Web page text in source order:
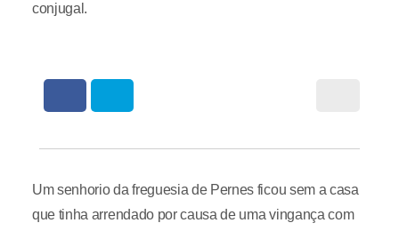
conjugal.
Um senhorio da freguesia de Pernes ficou sem a casa
que tinha arrendado por causa de uma vingança com